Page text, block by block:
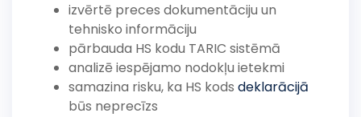
izvērtē preces dokumentāciju un
tehnisko informāciju
pārbauda HS kodu TARIC sistēmā
analizē iespējamo nodokļu ietekmi
samazina risku, ka HS kods deklarācijā
būs neprecīzs